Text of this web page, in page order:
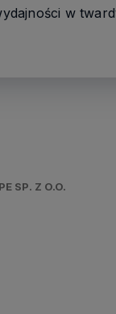
w
SP. Z O.O.